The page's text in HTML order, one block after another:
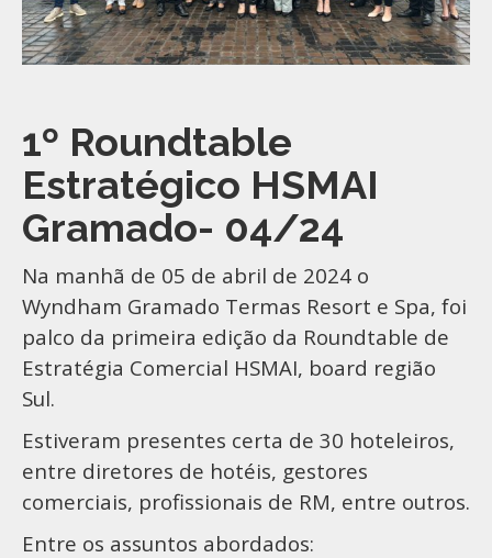
1º Roundtable
Estratégico HSMAI
Gramado- 04/24
Na manhã de 05 de abril de 2024 o
Wyndham Gramado Termas Resort e Spa, foi
palco da primeira edição da Roundtable de
Estratégia Comercial HSMAI, board região
Sul.
Estiveram presentes certa de 30 hoteleiros,
entre diretores de hotéis, gestores
comerciais, profissionais de RM, entre outros.
Entre os assuntos abordados: